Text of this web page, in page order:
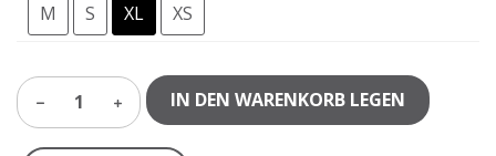
M
S XL XS
1 IN DEN WARENKORB LEGEN